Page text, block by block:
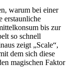
warum bei einer
erstaunliche
bis zur
so schnell
zeigt „Scale“,
dem sich diese
magischen Faktor